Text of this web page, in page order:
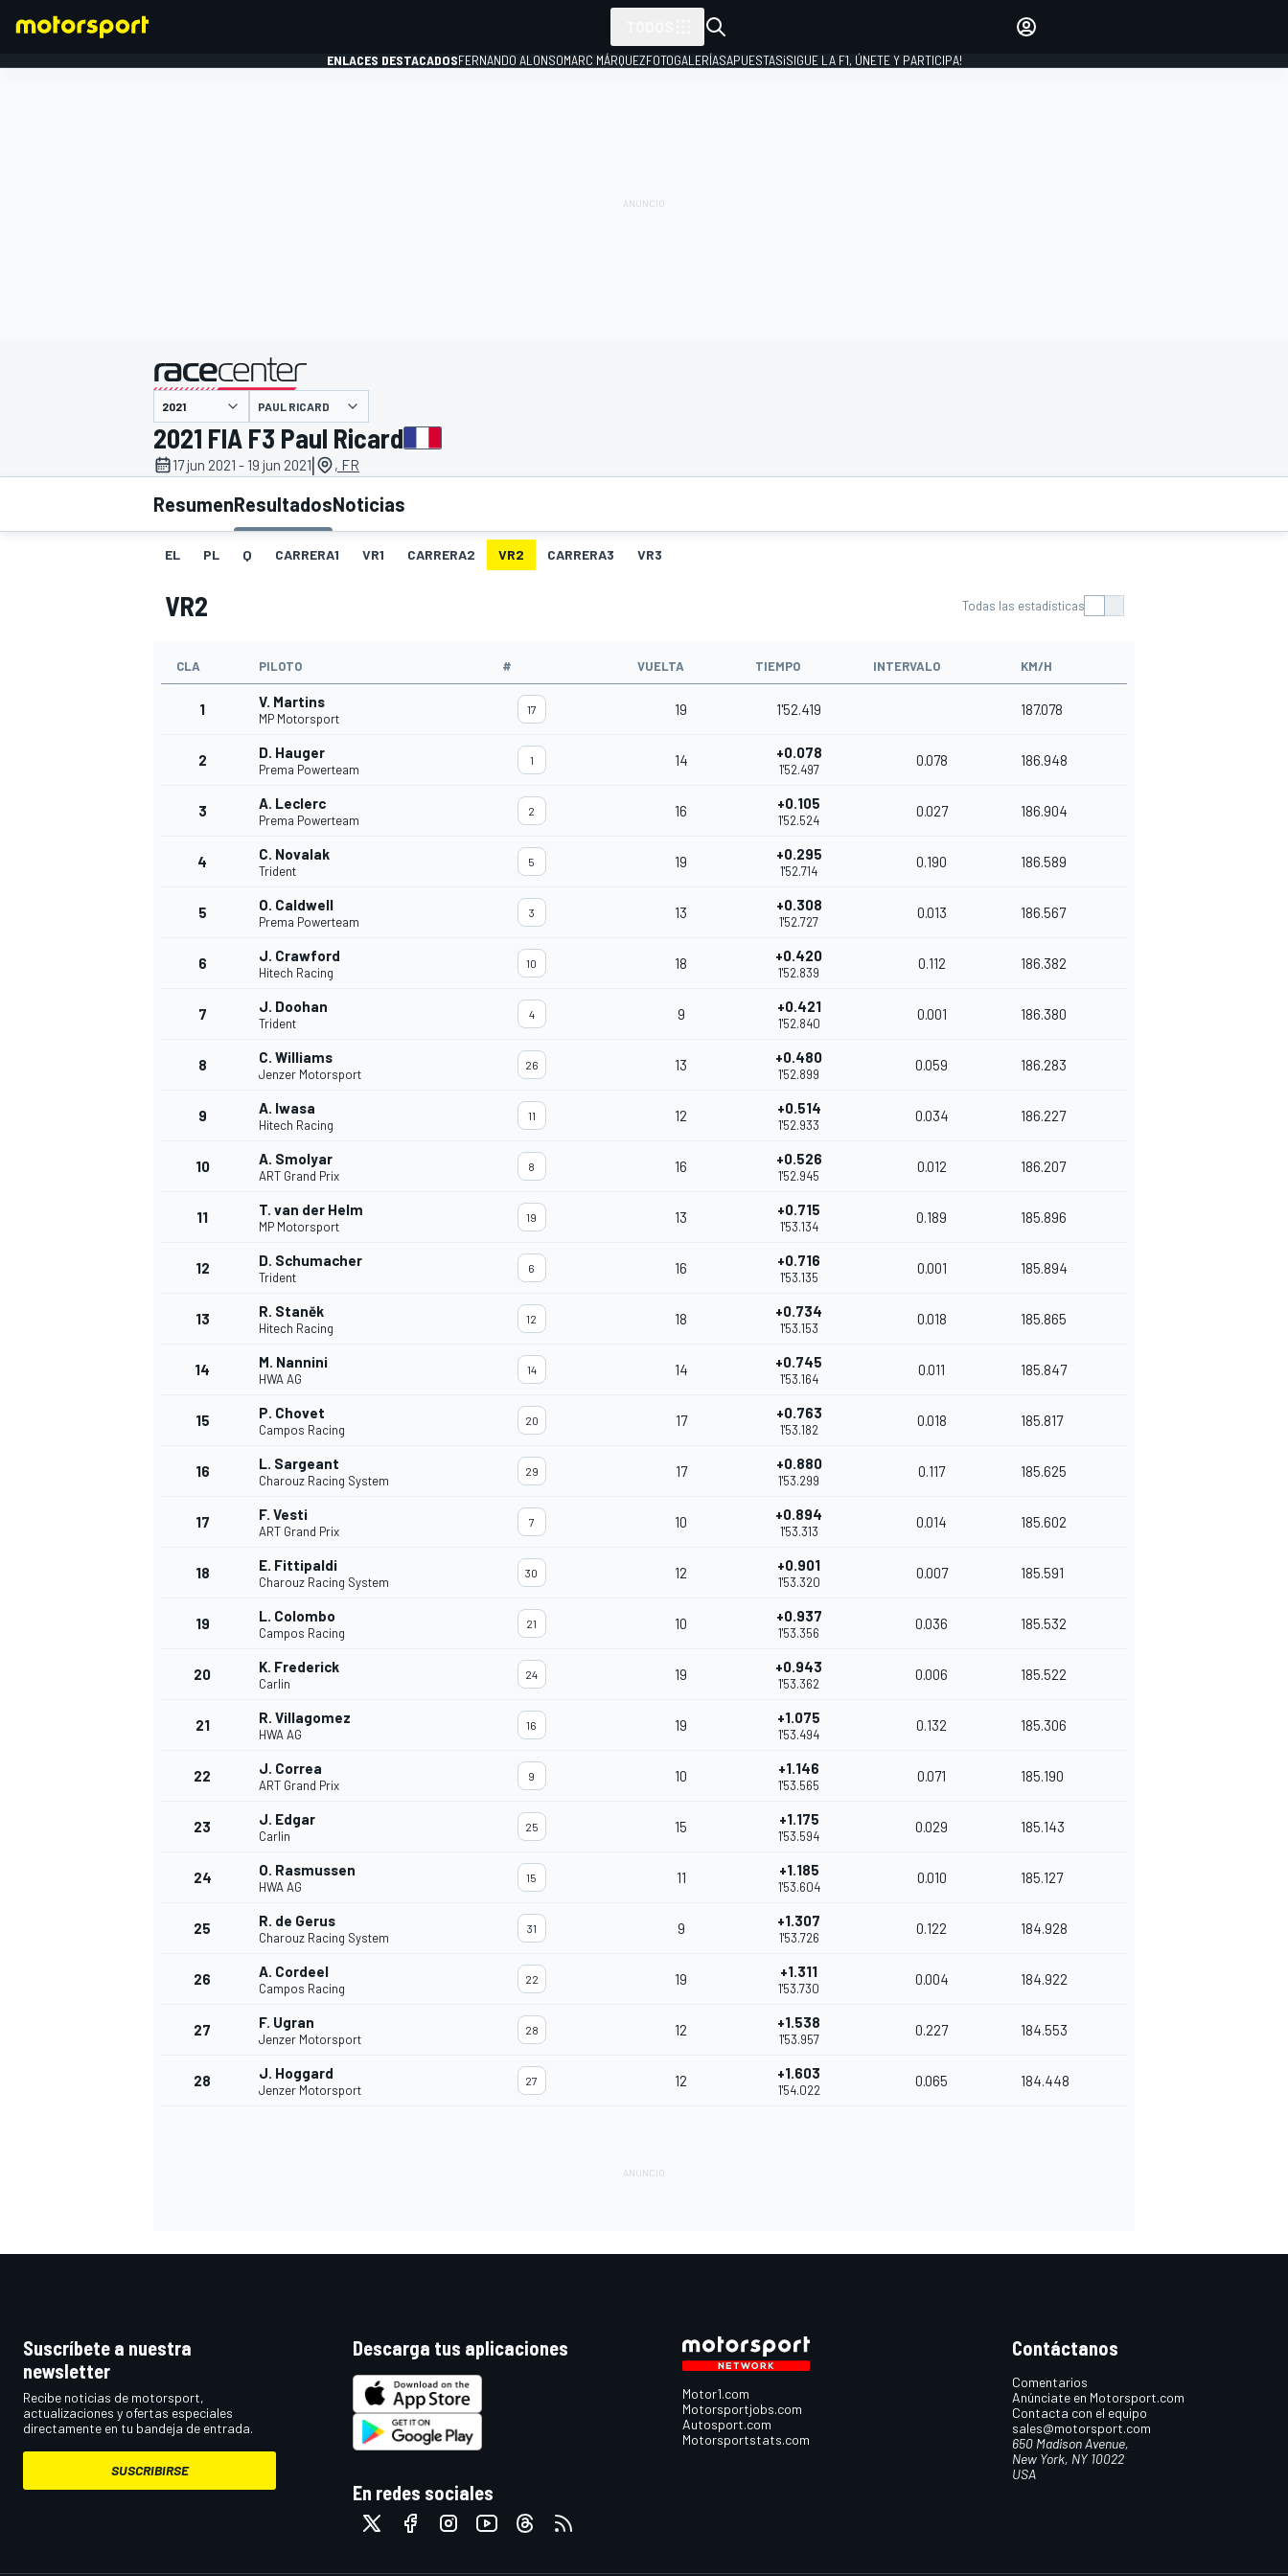
INDYCAR WRC
FÓRMULA E
MÁS CATEGORÍAS
ENLACES DESTACADOSFERNANDO ALONSOMARC MÁRQUEZFOTOGALERÍASAPUESTAS¡SIGUE LA F1, ÚNETE Y PARTICIPA!
presentado por
PAUL RICARD
2021 FIA F3 Paul Ricard
17 jun 2021 - 19 jun 2021| , FR
ResumenResultadosNoticias
EL PL Q CARRERA1 VR1 CARRERA2 VR2 CARRERA3 VR3
VR2 Todas las estadísticas
CLA PILOTO # VUELTA TIEMPO INTERVALO KM/H
1 V. Martins
MP Motorsport
17 19 1'52.419 187.078
2 D. Hauger
Prema Powerteam
1 14 +0.078
1'52.497
0.078 186.948
3 A. Leclerc
Prema Powerteam
2 16 +0.105
1'52.524
0.027 186.904
4 C. Novalak
Trident
5 19 +0.295
1'52.714
0.190 186.589
5 O. Caldwell
Prema Powerteam
3 13 +0.308
1'52.727
0.013 186.567
6 J. Crawford
Hitech Racing
10 18 +0.420
1'52.839
0.112 186.382
7 J. Doohan
Trident
4 9 +0.421
1'52.840
0.001 186.380
8 C. Williams
Jenzer Motorsport
26 13 +0.480
1'52.899
0.059 186.283
9 A. Iwasa
Hitech Racing
11 12 +0.514
1'52.933
0.034 186.227
10 A. Smolyar
ART Grand Prix
8 16 +0.526
1'52.945
0.012 186.207
11 T. van der Helm
MP Motorsport
19 13 +0.715
1'53.134
0.189 185.896
12 D. Schumacher
Trident
6 16 +0.716
1'53.135
0.001 185.894
13 R. Staněk
Hitech Racing
12 18 +0.734
1'53.153
0.018 185.865
14 M. Nannini
HWA AG
14 14 +0.745
1'53.164
0.011 185.847
15 P. Chovet
Campos Racing
20 17 +0.763
1'53.182
0.018 185.817
16 L. Sargeant
Charouz Racing System
29 17 +0.880
1'53.299
0.117 185.625
17 F. Vesti
ART Grand Prix
7 10 +0.894
1'53.313
0.014 185.602
18 E. Fittipaldi
Charouz Racing System
30 12 +0.901
1'53.320
0.007 185.591
19 L. Colombo
Campos Racing
21 10 +0.937
1'53.356
0.036 185.532
20 K. Frederick
Carlin
24 19 +0.943
1'53.362
0.006 185.522
21 R. Villagomez
HWA AG
16 19 +1.075
1'53.494
0.132 185.306
22 J. Correa
ART Grand Prix
9 10 +1.146
1'53.565
0.071 185.190
23 J. Edgar
Carlin
25 15 +1.175
1'53.594
0.029 185.143
24 O. Rasmussen
HWA AG
15 11 +1.185
1'53.604
0.010 185.127
25 R. de Gerus
Charouz Racing System
31 9 +1.307
1'53.726
0.122 184.928
26 A. Cordeel
Campos Racing
22 19 +1.311
1'53.730
0.004 184.922
27 F. Ugran
Jenzer Motorsport
28 12 +1.538
1'53.957
0.227 184.553
28 J. Hoggard
Jenzer Motorsport
27 12 +1.603
1'54.022
0.065 184.448
Suscríbete a nuestra
newsletter
Recibe noticias de motorsport,
actualizaciones y ofertas especiales
directamente en tu bandeja de entrada.
SUSCRIBIRSE
Descarga tus aplicaciones
En redes sociales
Motor1.com
Motorsportjobs.com
Autosport.com
Motorsportstats.com
Contáctanos
Comentarios
Anúnciate en Motorsport.com
Contacta con el equipo
sales@motorsport.com
650 Madison Avenue,
New York, NY 10022
USA